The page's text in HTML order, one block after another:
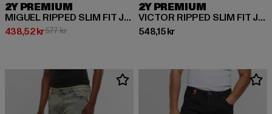
2Y PREMIUM
MIGUEL RIPPED SLIM FIT JEANS
438,52 kr
Nuvarande pris: 438,52 kr
577 krKampanjpris: 577 kr
2Y PREMIUM
VICTOR RIPPED SLIM FIT JEANS
548,15 kr
Nuvarande pris: 548,15 kr